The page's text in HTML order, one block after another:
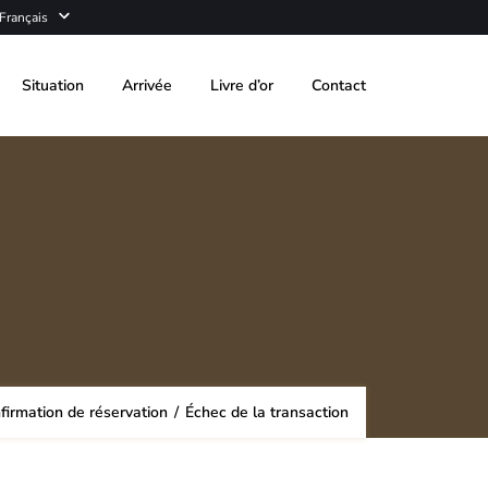
Français
Situation Arrivée Livre d’or Contact
de réservation / Échec de la transaction